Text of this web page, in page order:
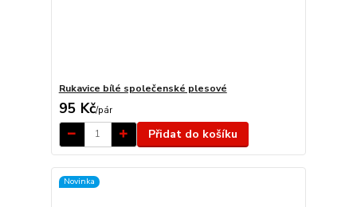
Rukavice bílé společenské plesové
95 Kč/pár
Přidat do košíku
Novinka